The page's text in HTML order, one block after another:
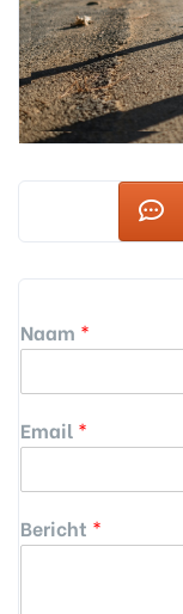
Naam *
Email *
Bericht *